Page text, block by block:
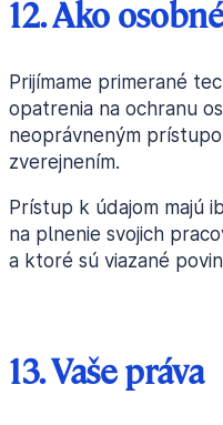
12. Ako
Prijímame primerané
opatrenia na ochranu
neoprávneným
zverejnením.
Prístup k údajom majú
na plnenie svojich
a ktoré sú viazané
13. Vaše práva